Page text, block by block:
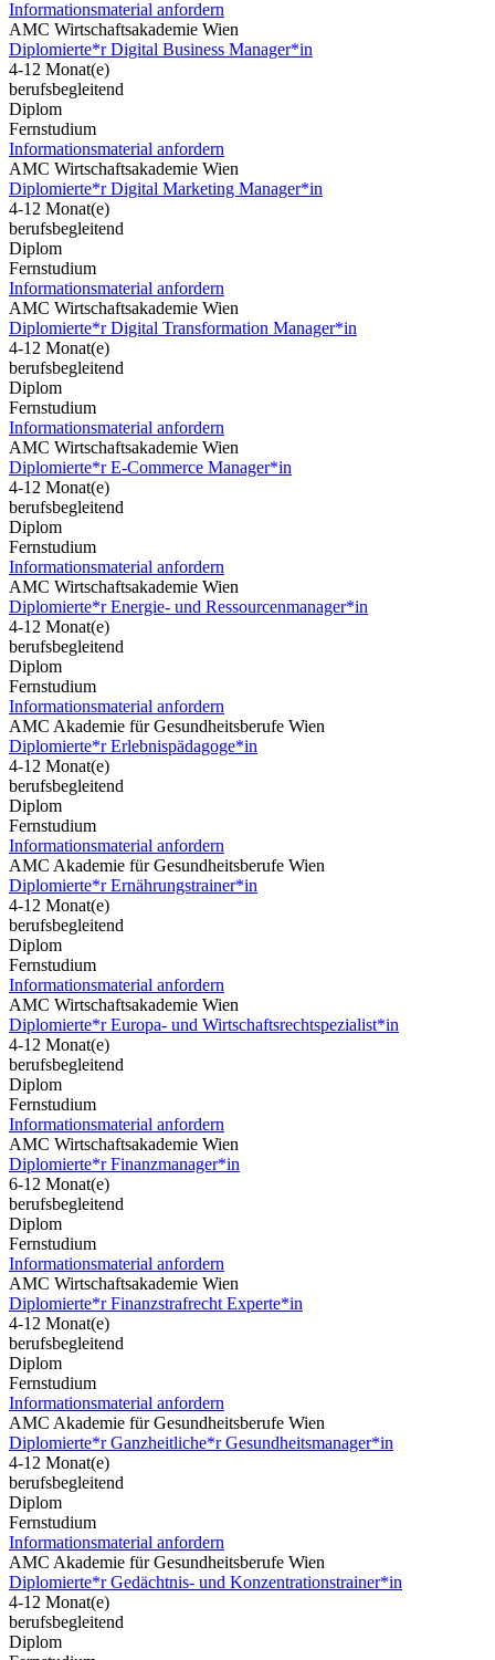
Informationsmaterial anfordern
AMC Wirtschaftsakademie Wien
Diplomierte*r Digital Business Manager*in
4-12 Monat(e)
berufsbegleitend
Diplom
Fernstudium
Informationsmaterial anfordern
AMC Wirtschaftsakademie Wien
Diplomierte*r Digital Marketing Manager*in
4-12 Monat(e)
berufsbegleitend
Diplom
Fernstudium
Informationsmaterial anfordern
AMC Wirtschaftsakademie Wien
Diplomierte*r Digital Transformation Manager*in
4-12 Monat(e)
berufsbegleitend
Diplom
Fernstudium
Informationsmaterial anfordern
AMC Wirtschaftsakademie Wien
Diplomierte*r E-Commerce Manager*in
4-12 Monat(e)
berufsbegleitend
Diplom
Fernstudium
Informationsmaterial anfordern
AMC Wirtschaftsakademie Wien
Diplomierte*r Energie- und Ressourcenmanager*in
4-12 Monat(e)
berufsbegleitend
Diplom
Fernstudium
Informationsmaterial anfordern
AMC Akademie für Gesundheitsberufe Wien
Diplomierte*r Erlebnispädagoge*in
4-12 Monat(e)
berufsbegleitend
Diplom
Fernstudium
Informationsmaterial anfordern
AMC Akademie für Gesundheitsberufe Wien
Diplomierte*r Ernährungstrainer*in
4-12 Monat(e)
berufsbegleitend
Diplom
Fernstudium
Informationsmaterial anfordern
AMC Wirtschaftsakademie Wien
Diplomierte*r Europa- und Wirtschaftsrechtspezialist*in
4-12 Monat(e)
berufsbegleitend
Diplom
Fernstudium
Informationsmaterial anfordern
AMC Wirtschaftsakademie Wien
Diplomierte*r Finanzmanager*in
6-12 Monat(e)
berufsbegleitend
Diplom
Fernstudium
Informationsmaterial anfordern
AMC Wirtschaftsakademie Wien
Diplomierte*r Finanzstrafrecht Experte*in
4-12 Monat(e)
berufsbegleitend
Diplom
Fernstudium
Informationsmaterial anfordern
AMC Akademie für Gesundheitsberufe Wien
Diplomierte*r Ganzheitliche*r Gesundheitsmanager*in
4-12 Monat(e)
berufsbegleitend
Diplom
Fernstudium
Informationsmaterial anfordern
AMC Akademie für Gesundheitsberufe Wien
Diplomierte*r Gedächtnis- und Konzentrationstrainer*in
4-12 Monat(e)
berufsbegleitend
Diplom